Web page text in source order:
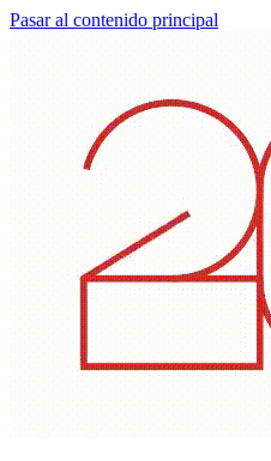
Pasar al contenido principal